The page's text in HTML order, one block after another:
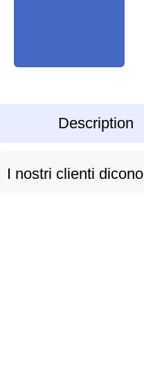
Description
I nostri clienti dicono